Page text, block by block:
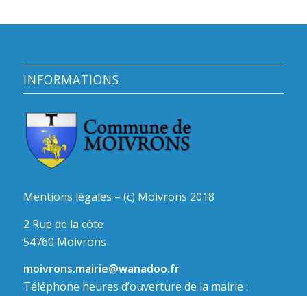
INFORMATIONS
Mentions légales – (c) Moivrons 2018
2 Rue de la côte
54760 Moivrons
moivrons.mairie@wanadoo.fr
Téléphone heures d’ouverture de la mairie :